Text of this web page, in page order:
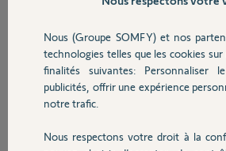
Sécurité
Domotique
Chauffage
à les appairer de nouveau avec la Tahoma.
Que faut-il faire ?
Merci par avance pour votre réponse
Pascal
Pascal D.
Nous (Groupe SOMFY) et nos
technologies telles que les cookies
finalités suivantes: Personnaliser
publicités, offrir une expérience
notre trafic.
Nous respectons votre droit à la